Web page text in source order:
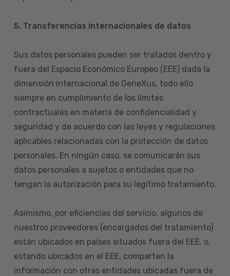
5. Transferencias internacionales de datos
Sus datos personales pueden ser tratados dentro y
fuera del Espacio Económico Europeo (EEE) dada la
dimensión internacional de GeneXus, todo ello
siempre en cumplimiento de los límites
contractuales en materia de confidencialidad y
seguridad y de acuerdo con las leyes y regulaciones
aplicables relacionadas con la protección de datos
personales. En ningún caso, se comunicarán sus
datos personales a sujetos o entidades que no
tengan la autorización para su legítimo tratamiento.
Asimismo, por eficiencias del servicio, algunos de
nuestros proveedores (encargados del tratamiento)
están ubicados en países situados fuera del EEE, o,
estando ubicados en el EEE, comparten la
información con otras entidades ubicadas fuera de